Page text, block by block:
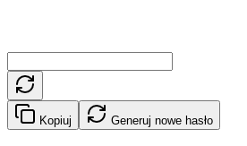
Kopiuj Generuj nowe hasło